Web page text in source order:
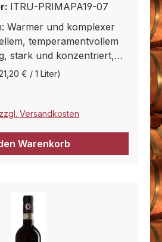
ITRU-PRIMAPA19-07
Warmer und komplexer
temperamentvollem
stark und konzentriert,
pappardelle
vom Schwein, Kutteln-
und mit Minze
Passt außerdem
€ / 1 Liter)
Versandkosten
Warenkorb